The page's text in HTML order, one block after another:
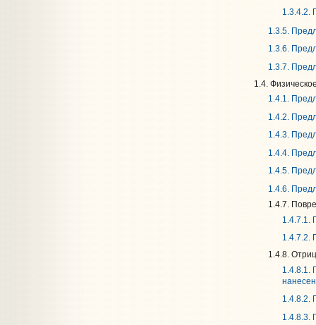
1.3.4.2.
1.3.5.
1.3.6.
1.3.7.
1.4.
1.4.1.
1.4.2.
1.4.3.
1.4.4.
1.4.5.
1.4.6.
1.4.7.
1.4.7.1.
1.4.7.2.
1.4.8.
1.4.8.1.
1.4.8.2.
1.4.8.3.